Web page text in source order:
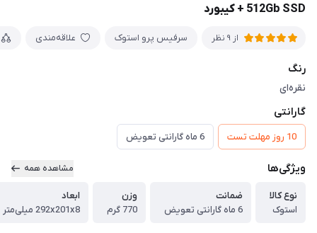
512Gb SSD + کیبورد
از 9 نظر سرفیس پرو استوک علاقه‌مندی
رنگ
نقره‌ای
گارانتی
10 روز مهلت تست 6 ماه گارانتی تعویض
ویژگی‌ها مشاهده همه
نوع کالا
استوک
ضمانت
6 ماه گارانتی تعویض
وزن
770 گرم
ابعاد
292x201x8 میلی‌متر